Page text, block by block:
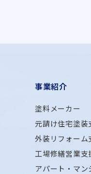
事業紹介
塗料メーカー
元請け住宅塗装
外装リフォーム
工場修繕営業支
アパート・マン